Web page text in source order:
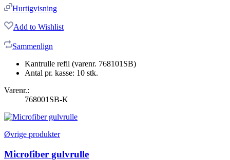
Hurtigvisning
Add to Wishlist
Sammenlign
Kantrulle refil (varenr. 768101SB)
Antal pr. kasse: 10 stk.
Varenr.:
768001SB-K
Øvrige produkter
Microfiber gulvrulle